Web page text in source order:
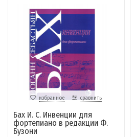
избранное сравнить
Бах И. С. Инвенции для
фортепиано в редакции Ф.
Бузони